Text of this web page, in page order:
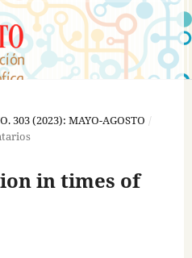
303 (2023): MAYO-AGOSTO /
in times of